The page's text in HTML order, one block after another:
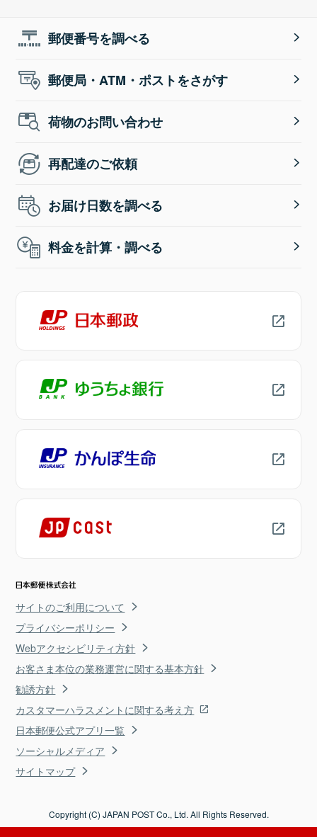
郵便番号を調べる
郵便局・ATM・ポストをさがす
荷物のお問い合わせ
再配達のご依頼
お届け日数を調べる
料金を計算・調べる
サイトのご利用について
プライバシーポリシー
Webアクセシビリティ方針
お客さま本位の業務運営に関する基本方針
勧誘方針
カスタマーハラスメントに関する考え方
日本郵便公式アプリ一覧
ソーシャルメディア
サイトマップ
Copyright (C) JAPAN POST Co., Ltd. All Rights Reserved.